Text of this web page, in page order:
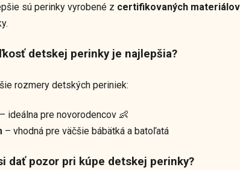
sú perinky vyrobené z certifikovaných materiálov
detskej perinky je najlepšia?
rozmery detských periniek:
– ideálna pre novorodencov 👶
– vhodná pre väčšie bábätká a batoľatá
dať pozor pri kúpe detskej perinky?